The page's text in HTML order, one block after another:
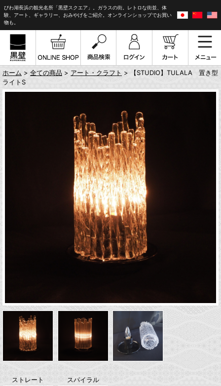
びわ湖長浜の観光名所「黒壁スクエア」。ガラスの街。レトロな街並、体
験、アート、ギャラリー、おみやげをご紹介。オンラインショップでお買い
物も。
ホーム > 全ての商品 > アート・クラフト > 【STUDIO】TULALA 置き型
ライトS
ストレート スパイラル